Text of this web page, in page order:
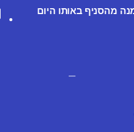
מהסניף באותו היום